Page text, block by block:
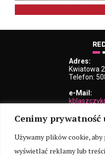
Cenimy
Używamy plików cookie,
wyświetlać reklamy lub
Adres:
Kwiatowa
Telefon:
e-Mail:
Redakcja Polityka